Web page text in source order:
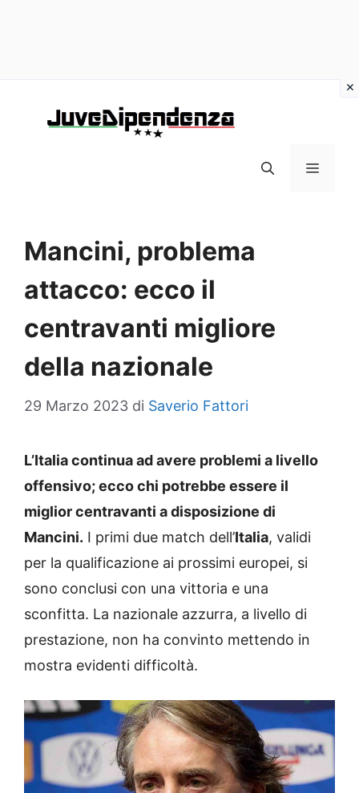
MENU
Mancini, problema
attacco: ecco il
centravanti migliore
della nazionale
29 Marzo 2023 di Saverio Fattori
L’Italia continua ad avere problemi a livello
offensivo; ecco chi potrebbe essere il
miglior centravanti a disposizione di
Mancini. I primi due match dell’Italia, validi
per la qualificazione ai prossimi europei, si
sono conclusi con una vittoria e una
sconfitta. La nazionale azzurra, a livello di
prestazione, non ha convinto mettendo in
mostra evidenti difficoltà.